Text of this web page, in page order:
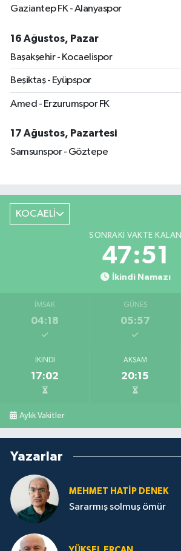
Gaziantep FK - Alanyaspor
16 Ağustos, Pazar
Başakşehir - Kocaelispor
Beşiktaş - Eyüpspor
Amed - Erzurumspor FK
17 Ağustos, Pazartesi
Samsunspor - Göztepe
KOCAELİ
SONRAKI VAKTE KALAN
47:50
İkindi Namazı
İMSAK
04:18
GÜNEŞ
05:57
İKINDI
17:02
AKŞAM
20:15
Aylık Vakitler
Yazarlar
MEHMET HATİP DENEK
Sararmış solmuş ömür